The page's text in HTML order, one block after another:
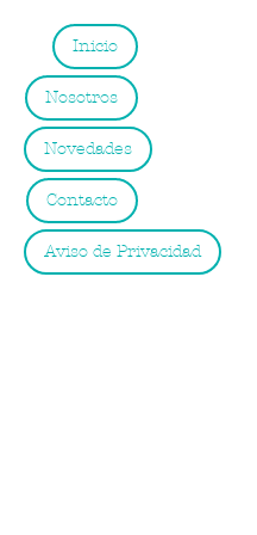
Inicio
Nosotros
Novedades
Contacto
Aviso de Privacidad